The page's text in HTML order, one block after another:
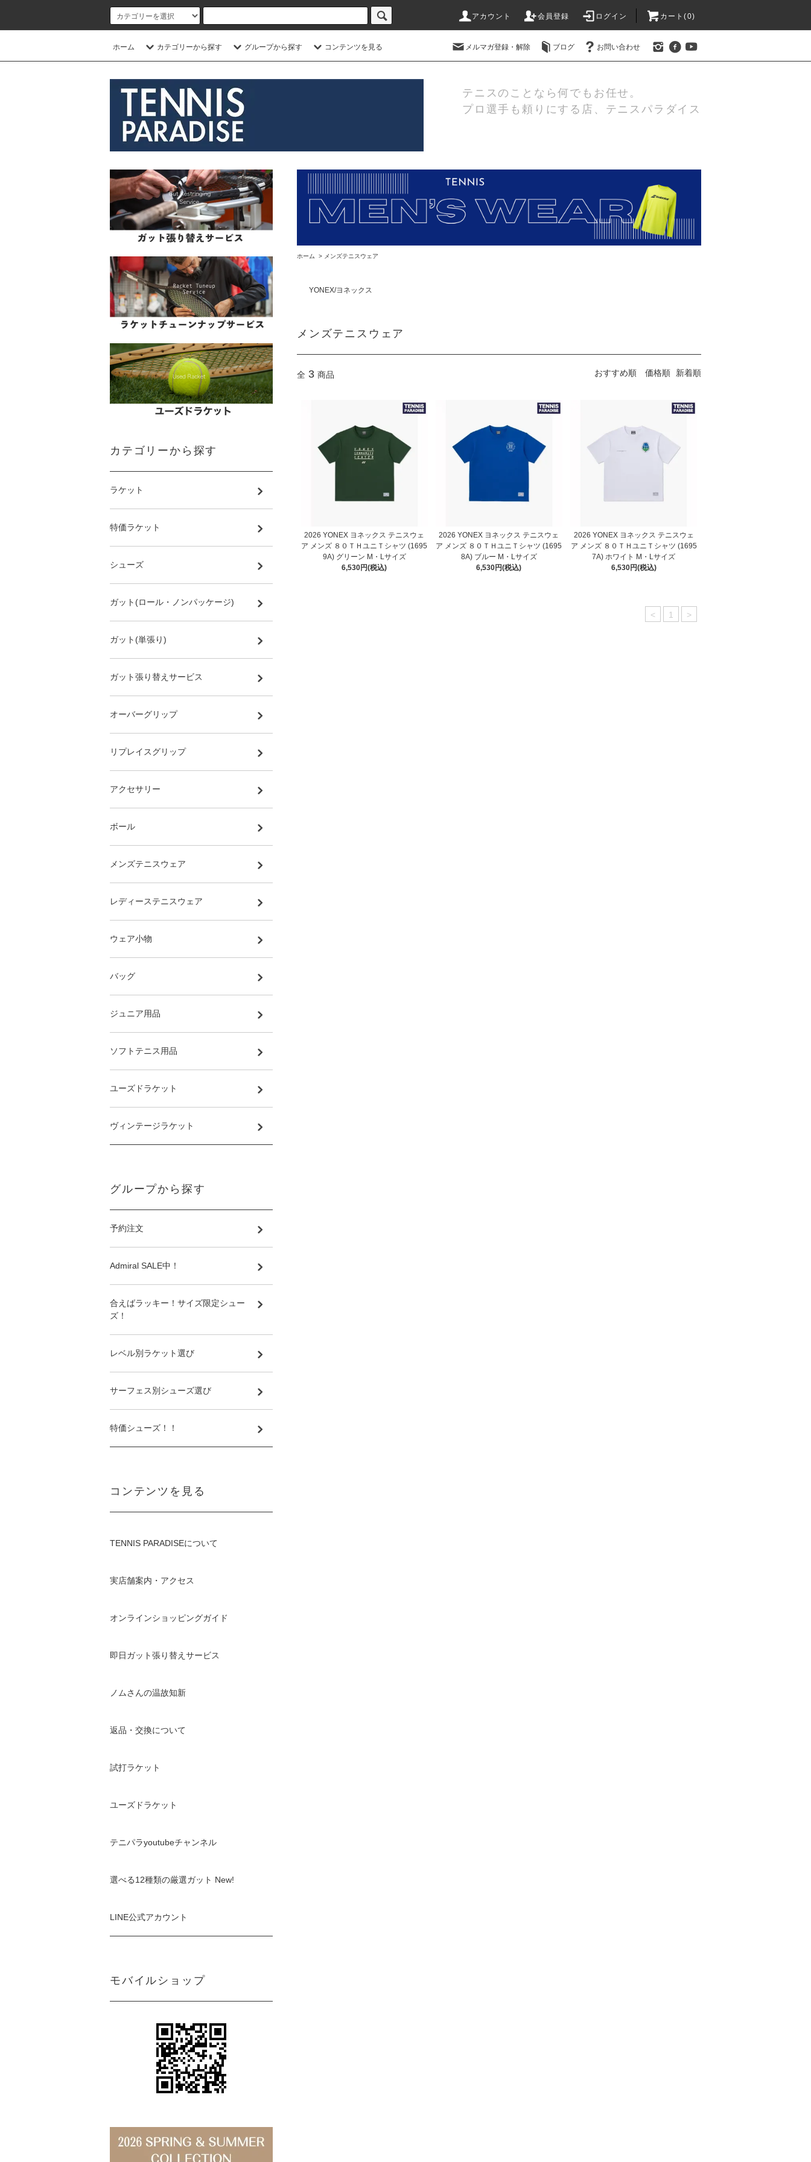
アカウント 会員登録 ログイン カート(0)
ホーム カテゴリーから探す グループから探す コンテンツを見る メルマガ登録・解除 ブログ お問い合わせ
テニスのことなら何でもお任せ。
プロ選手も頼りにする店、テニスパラダイス
ホーム > メンズテニスウェア
YONEX/ヨネックス
メンズテニスウェア
全 3 商品 おすすめ順 価格順 新着順
2026 YONEX ヨネックス テニスウェ
ア メンズ ８０ＴＨユニＴシャツ (1695
9A) グリーン M・Lサイズ
6,530円(税込)
2026 YONEX ヨネックス テニスウェ
ア メンズ ８０ＴＨユニＴシャツ (1695
8A) ブルー M・Lサイズ
6,530円(税込)
2026 YONEX ヨネックス テニスウェ
ア メンズ ８０ＴＨユニＴシャツ (1695
7A) ホワイト M・Lサイズ
6,530円(税込)
< 1 >
カテゴリーから探す
ラケット
特価ラケット
シューズ
ガット(ロール・ノンパッケージ)
ガット(単張り)
ガット張り替えサービス
オーバーグリップ
リプレイスグリップ
アクセサリー
ボール
メンズテニスウェア
レディーステニスウェア
ウェア小物
バッグ
ジュニア用品
ソフトテニス用品
ユーズドラケット
ヴィンテージラケット
グループから探す
予約注文
Admiral SALE中！
合えばラッキー！サイズ限定シュー
ズ！
レベル別ラケット選び
サーフェス別シューズ選び
特価シューズ！！
コンテンツを見る
TENNIS PARADISEについて
実店舗案内・アクセス
オンラインショッピングガイド
即日ガット張り替えサービス
ノムさんの温故知新
返品・交換について
試打ラケット
ユーズドラケット
テニパラyoutubeチャンネル
選べる12種類の厳選ガット New!
LINE公式アカウント
モバイルショップ